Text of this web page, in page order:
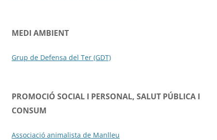
MEDI AMBIENT
Grup de Defensa del Ter (GDT)
PROMOCIÓ SOCIAL I PERSONAL, SALUT PÚBLICA I
CONSUM
Associació animalista de Manlleu